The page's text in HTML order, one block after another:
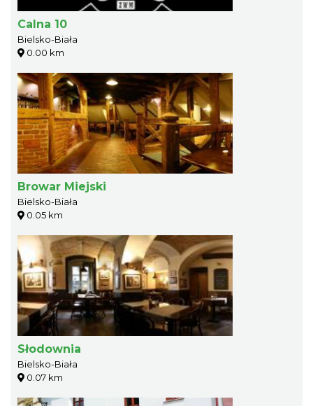
Calna 10
Bielsko-Biała
0.00 km
Browar Miejski
Bielsko-Biała
0.05 km
Słodownia
Bielsko-Biała
0.07 km